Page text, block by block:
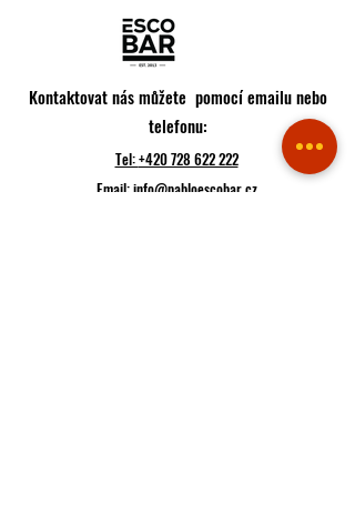
Kontaktovat nás můžete pomocí emailu nebo
telefonu:
Tel:+420 728 622 222
Email:info@pabloescobar.cz